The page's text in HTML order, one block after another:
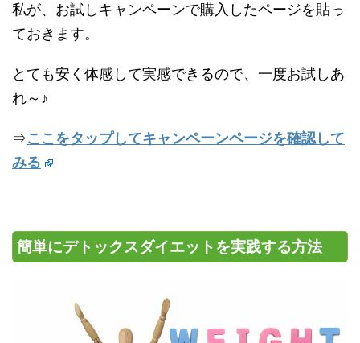
私が、お試しキャンペーンで購入したページを貼っ
ておきます。
とても安く体感して実感できるので、一度お試しあ
れ～♪
⇒ここをタップしてキャンペーンページを確認して
みる
簡単にデトックスダイエットを実践する方法